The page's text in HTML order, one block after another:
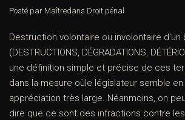
Posté par Maîtredans Droit pénal
Destruction volontaire ou involontaire d’un
(DESTRUCTIONS, DÉGRADATIONS,
une définition simple et précise de ces
dans la mesure oùle législateur semble en
appréciation très large. Néanmoins, on
dire que ce sont des infractions contre